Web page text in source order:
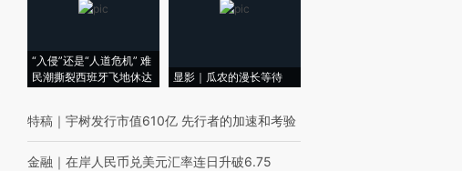
“入侵”还是“人道危机” 难
民潮撕裂西班牙飞地休达
显影｜瓜农的漫长等待
特稿 ｜ 宇树发行市值610亿 先行者的加速和考验
金融 ｜ 在岸人民币兑美元汇率连日升破6.75